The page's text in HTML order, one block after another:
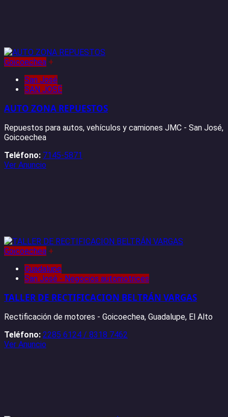
Goicoechea +
San José
SAN JOSÉ
AUTO ZONA REPUESTOS
Repuestos para autos, vehículos y camiones JMC - San José,
Goicoechea
Teléfono: 7145-5871
Ver Anuncio
Goicoechea +
Guadalupe
San José - Negocios automotrices
TALLER DE RECTIFICACION BELTRÁN VARGAS
Rectificación de motores - Goicoechea, Guadalupe, El Alto
Teléfono: 2285 6124 / 8318 7462
Ver Anuncio